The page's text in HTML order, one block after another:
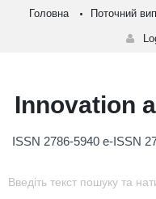
Головна Поточний
Innovation
ISSN 2786-5940 e-ISSN